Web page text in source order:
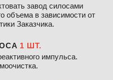
завод силосами
объема в зависимости от
Заказчика.
1 ШТ.
импульса.